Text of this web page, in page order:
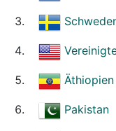
Äthiopien
Pakistan